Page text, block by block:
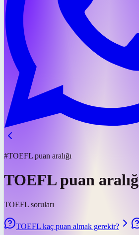
#TOEFL puan aralığı
TOEFL puan
TOEFL soruları
TOEFL kaç puan almak gerekir?